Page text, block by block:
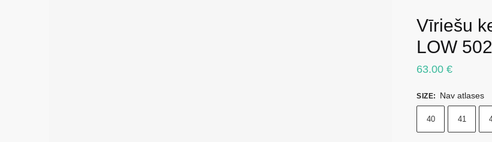
Vīriešu
LOW
63.00€
SIZE: Nav atlases
40 41